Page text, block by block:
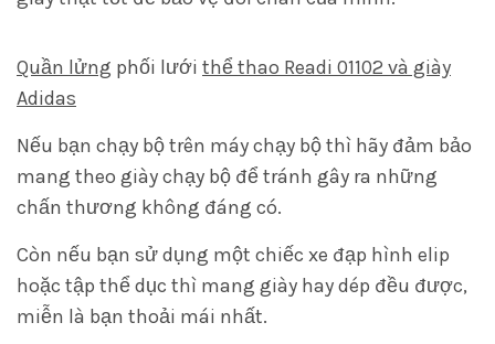
Quần lửng phối lưới thể thao Readi 01102 và giày
Adidas
Nếu bạn chạy bộ trên máy chạy bộ thì hãy đảm bảo
mang theo giày chạy bộ để tránh gây ra những
chấn thương không đáng có.
Còn nếu bạn sử dụng một chiếc xe đạp hình elip
hoặc tập thể dục thì mang giày hay dép đều được,
miễn là bạn thoải mái nhất.